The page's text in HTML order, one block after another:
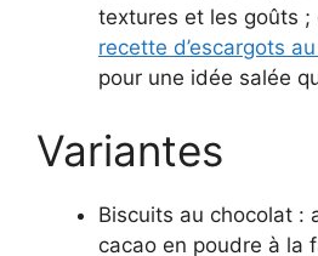
textures et les goûts ;
recette d’escargots
pour une idée salée
Variantes
Biscuits au chocolat :
cacao en poudre à la